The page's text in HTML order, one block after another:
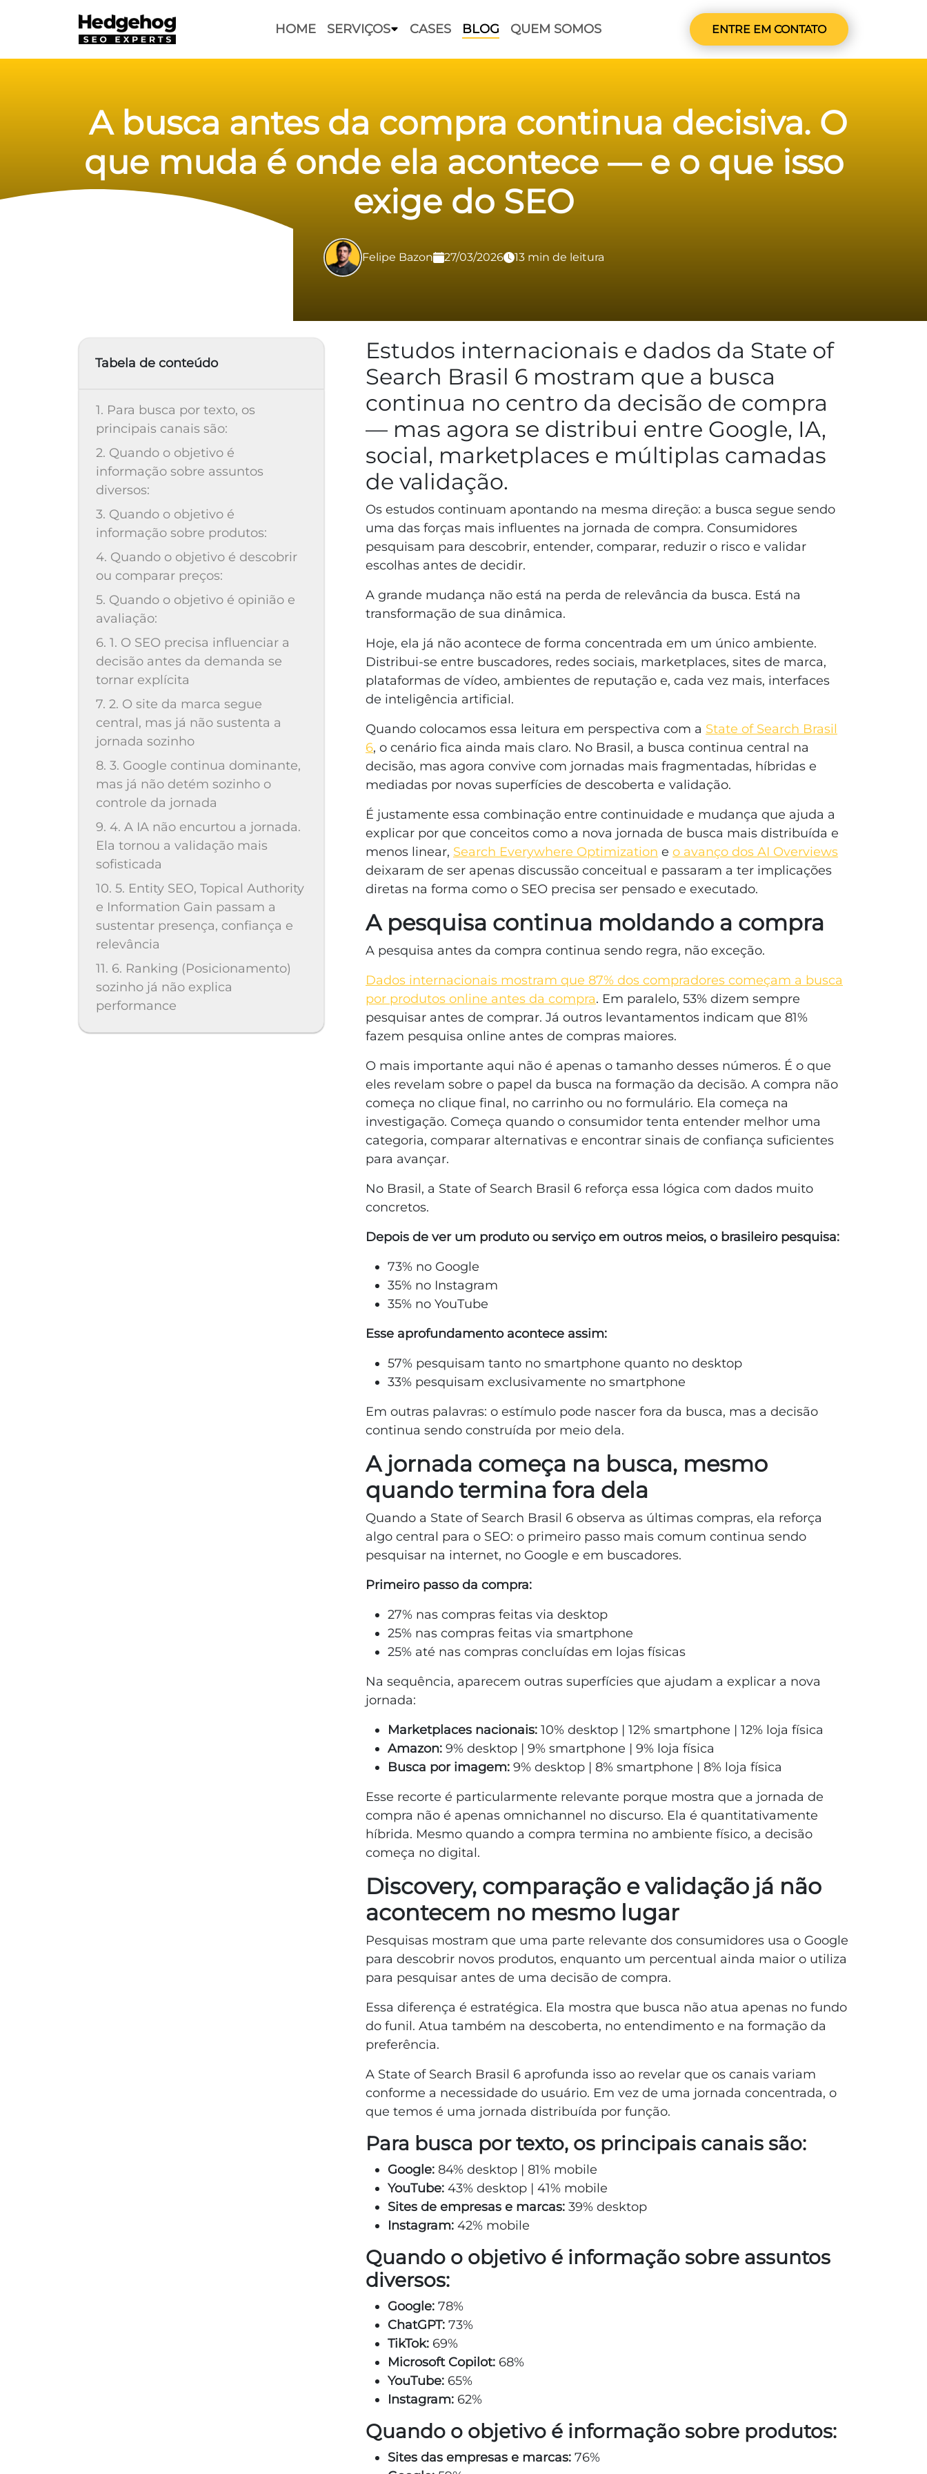
HOME SERVIÇOS CASES BLOG QUEM SOMOS ENTRE EM CONTATO
A busca antes da compra continua decisiva. O
que muda é onde ela acontece — e o que isso
exige do SEO
Felipe Bazon 27/03/2026 13 min de leitura
Tabela de conteúdo
1. Para busca por texto, os
principais canais são:
2. Quando o objetivo é
informação sobre assuntos
diversos:
3. Quando o objetivo é
informação sobre produtos:
4. Quando o objetivo é descobrir
ou comparar preços:
5. Quando o objetivo é opinião e
avaliação:
6. 1. O SEO precisa influenciar a
decisão antes da demanda se
tornar explícita
7. 2. O site da marca segue
central, mas já não sustenta a
jornada sozinho
8. 3. Google continua dominante,
mas já não detém sozinho o
controle da jornada
9. 4. A IA não encurtou a jornada.
Ela tornou a validação mais
sofisticada
10. 5. Entity SEO, Topical Authority
e Information Gain passam a
sustentar presença, confiança e
relevância
11. 6. Ranking (Posicionamento)
sozinho já não explica
performance
Estudos internacionais e dados da State of
Search Brasil 6 mostram que a busca
continua no centro da decisão de compra
— mas agora se distribui entre Google, IA,
social, marketplaces e múltiplas camadas
de validação.
Os estudos continuam apontando na mesma direção: a busca segue sendo
uma das forças mais influentes na jornada de compra. Consumidores
pesquisam para descobrir, entender, comparar, reduzir o risco e validar
escolhas antes de decidir.
A grande mudança não está na perda de relevância da busca. Está na
transformação de sua dinâmica.
Hoje, ela já não acontece de forma concentrada em um único ambiente.
Distribui-se entre buscadores, redes sociais, marketplaces, sites de marca,
plataformas de vídeo, ambientes de reputação e, cada vez mais, interfaces
de inteligência artificial.
Quando colocamos essa leitura em perspectiva com a State of Search Brasil
6, o cenário fica ainda mais claro. No Brasil, a busca continua central na
decisão, mas agora convive com jornadas mais fragmentadas, híbridas e
mediadas por novas superfícies de descoberta e validação.
É justamente essa combinação entre continuidade e mudança que ajuda a
explicar por que conceitos como a nova jornada de busca mais distribuída e
menos linear, Search Everywhere Optimization e o avanço dos AI Overviews
deixaram de ser apenas discussão conceitual e passaram a ter implicações
diretas na forma como o SEO precisa ser pensado e executado.
A pesquisa continua moldando a compra
A pesquisa antes da compra continua sendo regra, não exceção.
Dados internacionais mostram que 87% dos compradores começam a busca
por produtos online antes da compra. Em paralelo, 53% dizem sempre
pesquisar antes de comprar. Já outros levantamentos indicam que 81%
fazem pesquisa online antes de compras maiores.
O mais importante aqui não é apenas o tamanho desses números. É o que
eles revelam sobre o papel da busca na formação da decisão. A compra não
começa no clique final, no carrinho ou no formulário. Ela começa na
investigação. Começa quando o consumidor tenta entender melhor uma
categoria, comparar alternativas e encontrar sinais de confiança suficientes
para avançar.
No Brasil, a State of Search Brasil 6 reforça essa lógica com dados muito
concretos.
Depois de ver um produto ou serviço em outros meios, o brasileiro pesquisa:
73% no Google
35% no Instagram
35% no YouTube
Esse aprofundamento acontece assim:
57% pesquisam tanto no smartphone quanto no desktop
33% pesquisam exclusivamente no smartphone
Em outras palavras: o estímulo pode nascer fora da busca, mas a decisão
continua sendo construída por meio dela.
A jornada começa na busca, mesmo
quando termina fora dela
Quando a State of Search Brasil 6 observa as últimas compras, ela reforça
algo central para o SEO: o primeiro passo mais comum continua sendo
pesquisar na internet, no Google e em buscadores.
Primeiro passo da compra:
27% nas compras feitas via desktop
25% nas compras feitas via smartphone
25% até nas compras concluídas em lojas físicas
Na sequência, aparecem outras superfícies que ajudam a explicar a nova
jornada:
Marketplaces nacionais: 10% desktop | 12% smartphone | 12% loja física
Amazon: 9% desktop | 9% smartphone | 9% loja física
Busca por imagem: 9% desktop | 8% smartphone | 8% loja física
Esse recorte é particularmente relevante porque mostra que a jornada de
compra não é apenas omnichannel no discurso. Ela é quantitativamente
híbrida. Mesmo quando a compra termina no ambiente físico, a decisão
começa no digital.
Discovery, comparação e validação já não
acontecem no mesmo lugar
Pesquisas mostram que uma parte relevante dos consumidores usa o Google
para descobrir novos produtos, enquanto um percentual ainda maior o utiliza
para pesquisar antes de uma decisão de compra.
Essa diferença é estratégica. Ela mostra que busca não atua apenas no fundo
do funil. Atua também na descoberta, no entendimento e na formação da
preferência.
A State of Search Brasil 6 aprofunda isso ao revelar que os canais variam
conforme a necessidade do usuário. Em vez de uma jornada concentrada, o
que temos é uma jornada distribuída por função.
Para busca por texto, os principais canais são:
Google: 84% desktop | 81% mobile
YouTube: 43% desktop | 41% mobile
Sites de empresas e marcas: 39% desktop
Instagram: 42% mobile
Quando o objetivo é informação sobre assuntos
diversos:
Google: 78%
ChatGPT: 73%
TikTok: 69%
Microsoft Copilot: 68%
YouTube: 65%
Instagram: 62%
Quando o objetivo é informação sobre produtos:
Sites das empresas e marcas: 76%